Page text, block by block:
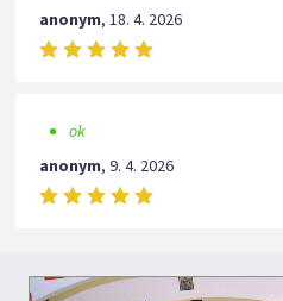
anonym,18. 4. 2026
ok
anonym,9. 4. 2026